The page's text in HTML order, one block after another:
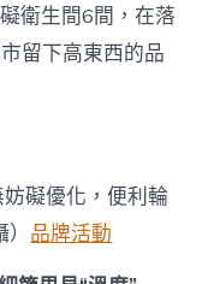
衛生間6間，在落
留下高東西的品
礙優化，便利輪
品牌活動